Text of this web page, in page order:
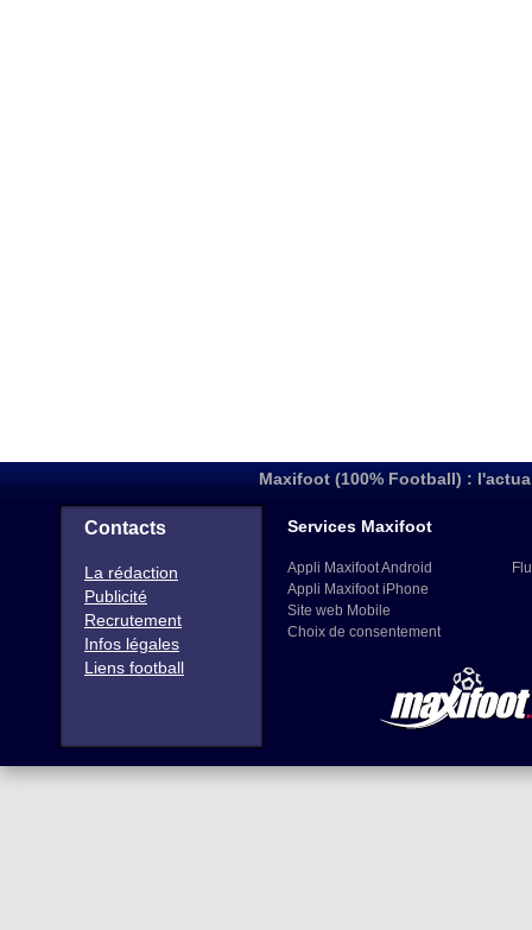
Maxifoot (100% Football) :
Contacts
La rédaction
Publicité
Recrutement
Infos légales
Liens football
Services Maxifoot
Appli Maxifoot Android
Appli Maxifoot iPhone
Site web Mobile
Choix de consentement